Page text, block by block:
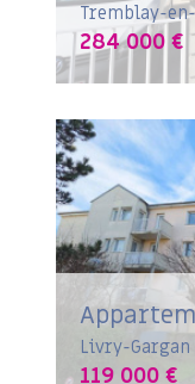
Tremblay-
284 000 €
Livry-Gargan
119 000 €